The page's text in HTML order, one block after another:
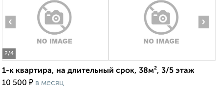
2/4
‹ ›
1-к квартира, на длительный срок, 38м², 3/5 этаж
10 500 ₽ в месяц